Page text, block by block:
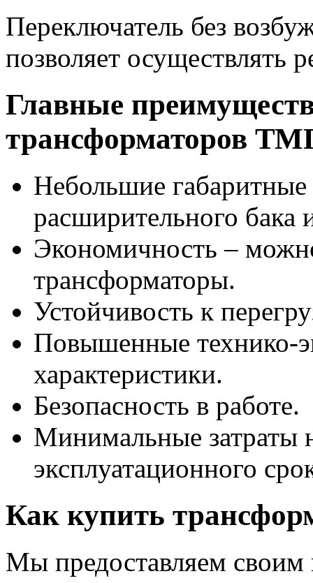
Переключатель без
позволяет осуществлять
Главные
трансформаторов
Небольшие габаритные
расширительного бака
Экономичность –
трансформаторы.
Устойчивость к
Повышенные технико-
характеристики.
Безопасность в работе.
Минимальные затраты
эксплуатационного
Как купить
Мы предоставляем своим